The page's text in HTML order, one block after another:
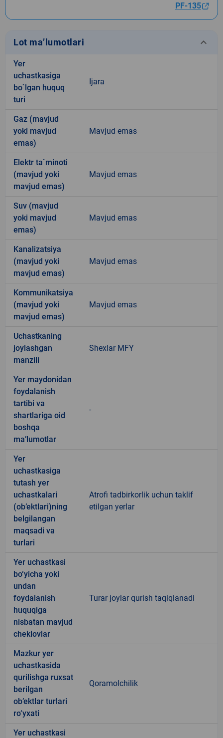
PF-135
Lot ma’lumotlari keyboard_arrow_down
Yer
uchastkasiga
bo`lgan huquq
turi
Ijara
Gaz (mavjud
yoki mavjud
emas)
Mavjud emas
Elektr ta`minoti
(mavjud yoki
mavjud emas)
Mavjud emas
Suv (mavjud
yoki mavjud
emas)
Mavjud emas
Kanalizatsiya
(mavjud yoki
mavjud emas)
Mavjud emas
Kommunikatsiya
(mavjud yoki
mavjud emas)
Mavjud emas
Uchastkaning
joylashgan
manzili
Shexlar MFY
Yer maydonidan
foydalanish
tartibi va
shartlariga oid
boshqa
ma’lumotlar
-
Yer
uchastkasiga
tutash yer
uchastkalari
(ob’ektlari)ning
belgilangan
maqsadi va
turlari
Atrofi tadbirkorlik uchun taklif
etilgan yerlar
Yer uchastkasi
bo‘yicha yoki
undan
foydalanish
huquqiga
nisbatan mavjud
cheklovlar
Turar joylar qurish taqiqlanadi
Mazkur yer
uchastkasida
qurilishga ruxsat
berilgan
ob’ektlar turlari
ro‘yxati
Qoramolchilik
Yer uchastkasi